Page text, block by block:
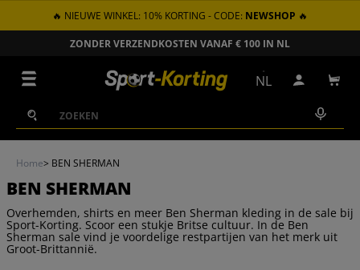
GA NAAR INHOUD
🔥 NIEUWE WINKEL: 10% KORTING - CODE: NEWSHOP 🔥
ZONDER VERZENDKOSTEN VANAF € 100 IN NL
Zoeken
Zoeken
NL Inloggen
Home> BEN SHERMAN
BEN SHERMAN
Overhemden, shirts en meer Ben Sherman kleding in de sale bij
Sport-Korting. Scoor een stukje Britse cultuur. In de Ben
Sherman sale vind je voordelige restpartijen van het merk uit
Groot-Brittannië.